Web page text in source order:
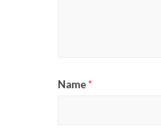
Name*